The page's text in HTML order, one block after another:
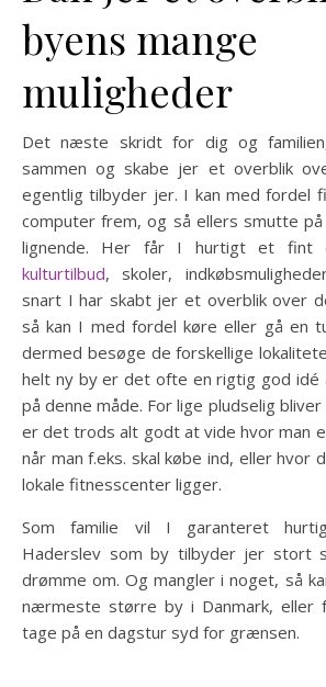
byens mange
muligheder
Det næste skridt for dig og
sammen og skabe jer et overblik
egentlig tilbyder jer. I kan med fordel
computer frem, og så ellers smutte
lignende. Her får I hurtigt et fint
kulturtilbud, skoler,
snart I har skabt jer et overblik over
så kan I med fordel køre eller gå en
dermed besøge de forskellige
helt ny by er det ofte en rigtig god idé
på denne måde. For lige pludselig
er det trods alt godt at vide hvor man
når man f.eks. skal købe ind, eller hvor
lokale fitnesscenter ligger.
Som familie vil I garanteret
Haderslev som by tilbyder jer stort
drømme om. Og mangler i noget, så
nærmeste større by i Danmark, eller
tage på en dagstur syd for grænsen.